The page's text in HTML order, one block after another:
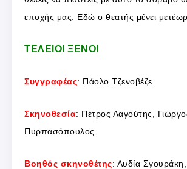
εποχής μας. Εδώ ο θεατής μένει
ΤΕΛΕΙΟΙ ΞΕΝΟΙ
Συγγραφέας: Πάολο Τζενοβέζε
Σκηνοθεσία: Πέτρος Λαγούτης,
Πυρπασόπουλος
Βοηθός σκηνοθέτης: Λυδία